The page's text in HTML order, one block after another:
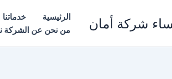
شركة أمان الرئيسية خدماتنا
من نحن عن الشركة